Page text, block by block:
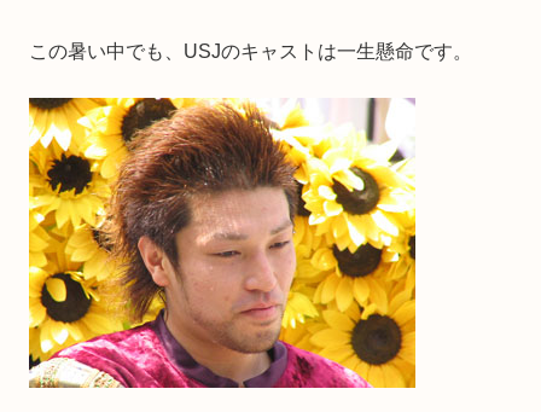
この暑い中でも、USJのキャストは一生懸命です。